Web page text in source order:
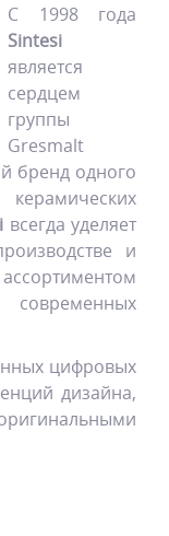
С 1998 года
Sintesi
является
сердцем
группы
Gresmalt
бренд одного
всегда уделяет
и
цифровых
дизайна,